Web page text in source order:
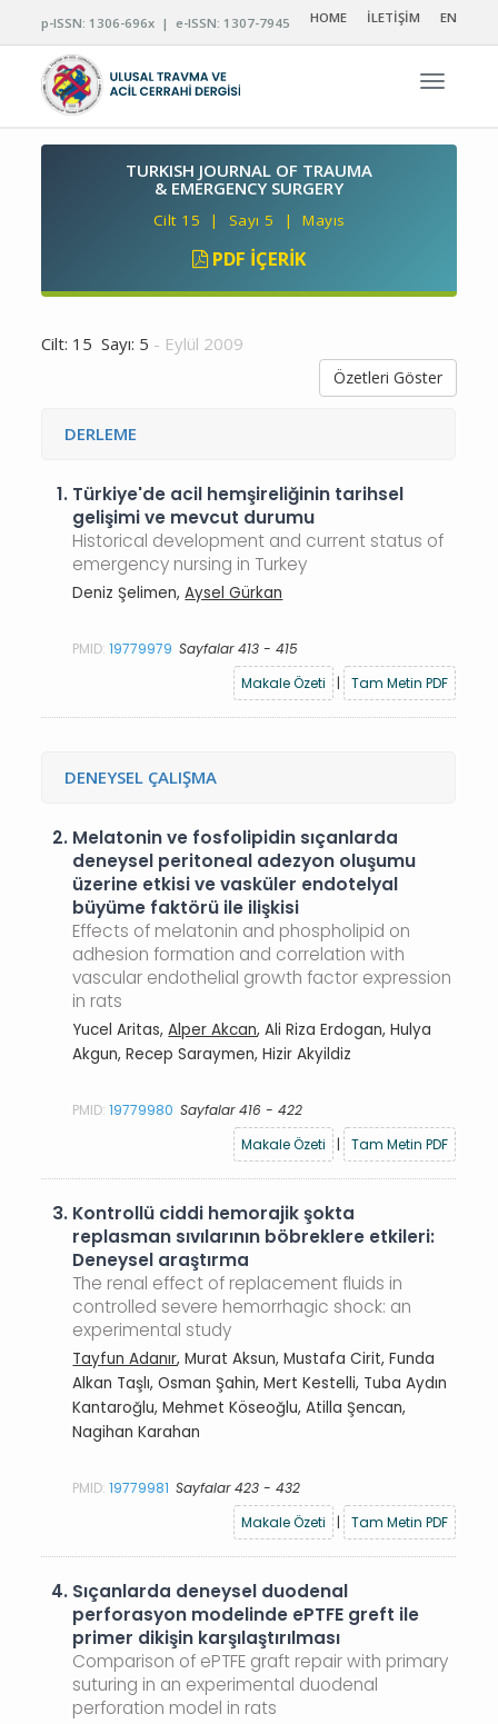
p-ISSN: 1306-696x | e-ISSN: 1307-7945 HOME İLETİŞİM EN
TURKISH JOURNAL OF TRAUMA
& EMERGENCY SURGERY
Cilt 15 | Sayı 5 | Mayıs
PDF İÇERIK
Cilt: 15 Sayı: 5 - Eylül 2009
Özetleri Göster
DERLEME
1. Türkiye'de acil hemşireliğinin tarihsel
gelişimi ve mevcut durumu
Historical development and current status of
emergency nursing in Turkey
Deniz Şelimen,Aysel Gürkan
PMID:19779979 Sayfalar 413 - 415
Makale Özeti
| Tam Metin PDF
DENEYSEL ÇALIŞMA
2. Melatonin ve fosfolipidin sıçanlarda
deneysel peritoneal adezyon oluşumu
üzerine etkisi ve vasküler endotelyal
büyüme faktörü ile ilişkisi
Effects of melatonin and phospholipid on
adhesion formation and correlation with
vascular endothelial growth factor expression
in rats
Yucel Aritas,Alper Akcan, Ali Riza Erdogan, Hulya
Akgun, Recep Saraymen, Hizir Akyildiz
PMID:19779980 Sayfalar 416 - 422
Makale Özeti
| Tam Metin PDF
3. Kontrollü ciddi hemorajik şokta
replasman sıvılarının böbreklere etkileri:
Deneysel araştırma
The renal effect of replacement fluids in
controlled severe hemorrhagic shock: an
experimental study
Tayfun Adanır, Murat Aksun, Mustafa Cirit, Funda
Alkan Taşlı, Osman Şahin, Mert Kestelli, Tuba Aydın
Kantaroğlu, Mehmet Köseoğlu, Atilla Şencan,
Nagihan Karahan
PMID:19779981 Sayfalar 423 - 432
Makale Özeti
| Tam Metin PDF
4. Sıçanlarda deneysel duodenal
perforasyon modelinde ePTFE greft ile
primer dikişin karşılaştırılması
Comparison of ePTFE graft repair with primary
suturing in an experimental duodenal
perforation model in rats